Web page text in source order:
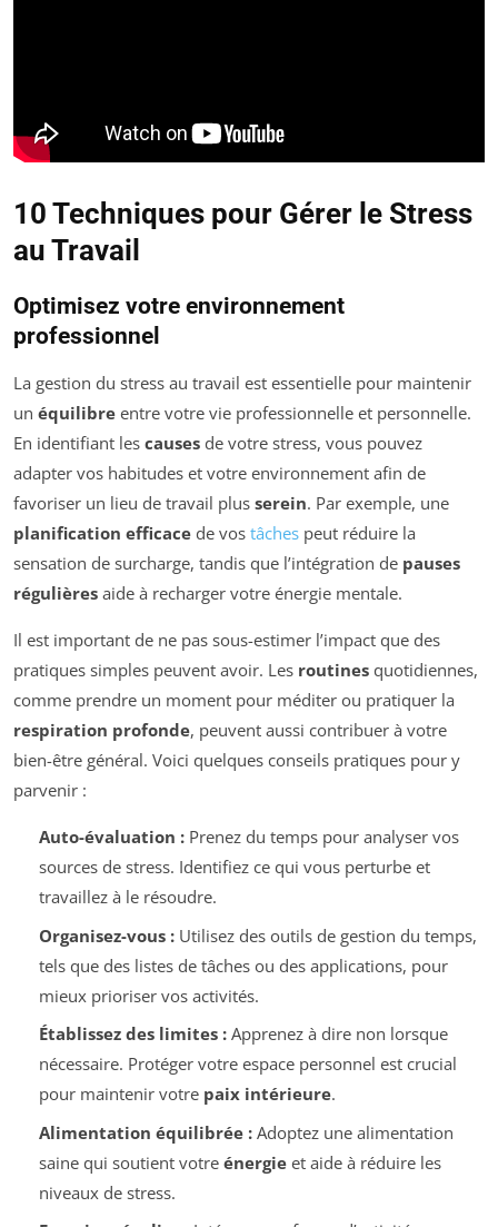
10 Techniques pour Gérer le Stress
au Travail
Optimisez votre environnement
professionnel
La gestion du stress au travail est essentielle pour maintenir
un équilibre entre votre vie professionnelle et personnelle.
En identifiant les causes de votre stress, vous pouvez
adapter vos habitudes et votre environnement afin de
favoriser un lieu de travail plus serein. Par exemple, une
planification efficace de vos tâches peut réduire la
sensation de surcharge, tandis que l’intégration de pauses
régulières aide à recharger votre énergie mentale.
Il est important de ne pas sous-estimer l’impact que des
pratiques simples peuvent avoir. Les routines quotidiennes,
comme prendre un moment pour méditer ou pratiquer la
respiration profonde, peuvent aussi contribuer à votre
bien-être général. Voici quelques conseils pratiques pour y
parvenir :
Auto-évaluation :Prenez du temps pour analyser vos
sources de stress. Identifiez ce qui vous perturbe et
travaillez à le résoudre.
Organisez-vous :Utilisez des outils de gestion du temps,
tels que des listes de tâches ou des applications, pour
mieux prioriser vos activités.
Établissez des limites :Apprenez à dire non lorsque
nécessaire. Protéger votre espace personnel est crucial
pour maintenir votre paix intérieure.
Alimentation équilibrée :Adoptez une alimentation
saine qui soutient votre énergieet aide à réduire les
niveaux de stress.